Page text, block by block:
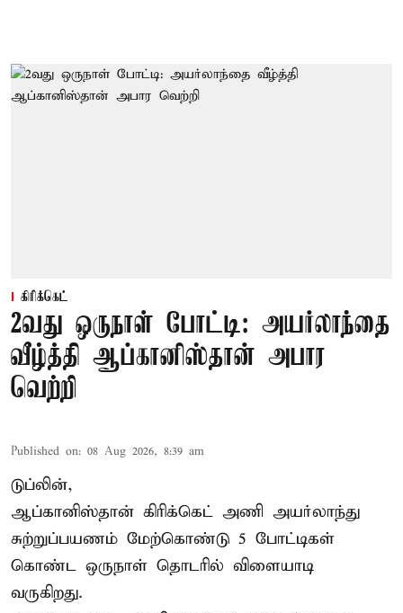
கிரிக்கெட்
2வது ஒருநாள் போட்டி: அயர்லாந்தை
வீழ்த்தி ஆப்கானிஸ்தான் அபார
வெற்றி
Published on: 08 Aug 2026, 8:39 am
டுப்லின்,
ஆப்கானிஸ்தான் கிரிக்கெட் அணி அயர்லாந்து
சுற்றுப்பயணம் மேற்கொண்டு 5 போட்டிகள்
கொண்ட ஒருநாள் தொடரில் விளையாடி
வருகிறது.